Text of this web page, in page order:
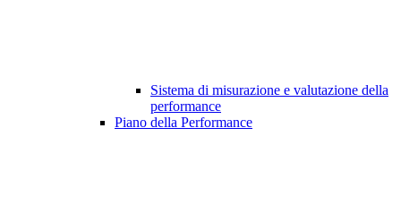
Sistema di misurazione e valutazione della
performance
Piano della Performance